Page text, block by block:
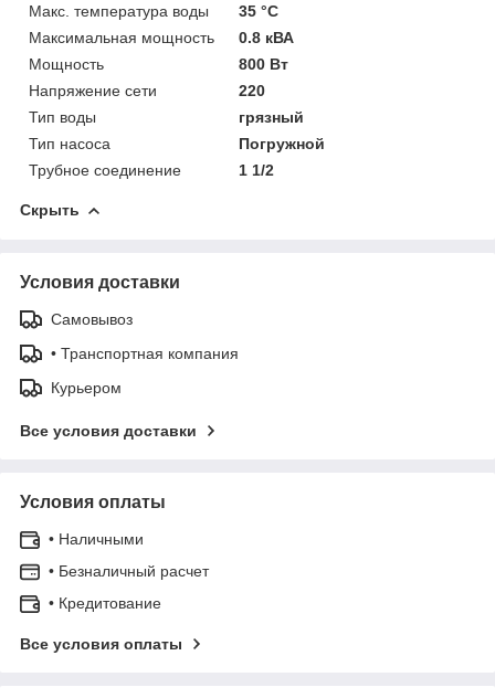
Макс. температура воды
35 °C
Максимальная мощность
0.8 кВА
Мощность
800 Вт
Напряжение сети
220
Тип воды
грязный
Тип насоса
Погружной
Трубное соединение
1 1/2
Скрыть
Условия доставки
Самовывоз
• Транспортная компания
Курьером
Все условия доставки
Условия оплаты
• Наличными
• Безналичный расчет
• Кредитование
Все условия оплаты